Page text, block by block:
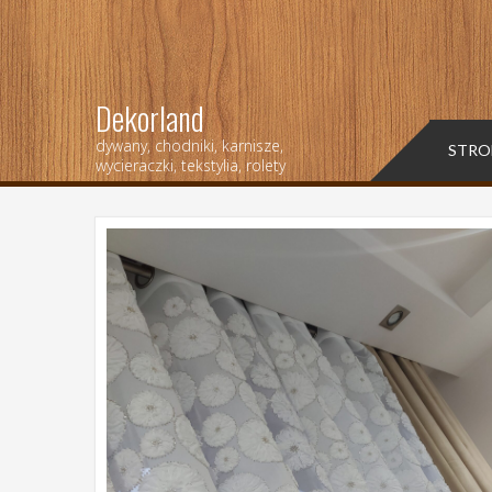
Dekorland
dywany, chodniki, karnisze,
wycieraczki, tekstylia, rolety